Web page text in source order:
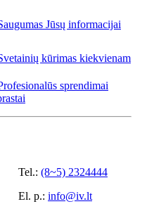
Tel.: (8~5) 2324444
El. p.: info@iv.lt